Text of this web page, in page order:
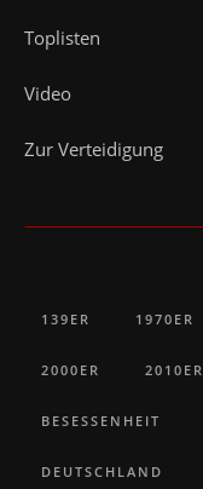
Toplisten
Video
Zur Verteidigung
139ER 1970ER
2000ER 2010ER
BESESSENHEIT
DEUTSCHLAND